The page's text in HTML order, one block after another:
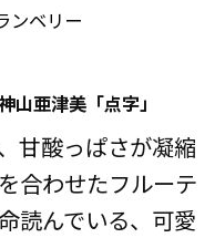
ンベリー
山亜津美「点字」
甘酸っぱさが凝縮
合わせたフルーテ
読んでいる、可愛